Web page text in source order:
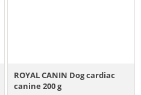
ROYAL CANIN Dog cardiac
canine 200 g